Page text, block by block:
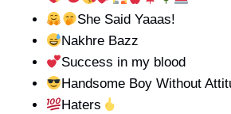
She Said Yaaas!
Nakhre Bazz
Success in my blood
Handsome Boy Without
Haters